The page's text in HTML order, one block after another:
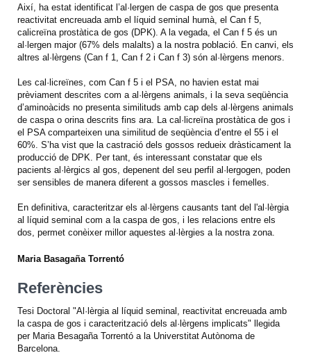
Així, ha estat identificat l’al·lergen de caspa de gos que presenta
reactivitat encreuada amb el líquid seminal humà, el Can f 5,
calicreïna prostàtica de gos (DPK). A la vegada, el Can f 5 és un
al·lergen major (67% dels malalts) a la nostra població. En canvi, els
altres al·lèrgens (Can f 1, Can f 2 i Can f 3) són al·lèrgens menors.
Les cal·licreïnes, com Can f 5 i el PSA, no havien estat mai
prèviament descrites com a al·lèrgens animals, i la seva seqüència
d’aminoàcids no presenta similituds amb cap dels al·lèrgens animals
de caspa o orina descrits fins ara. La cal·licreïna prostàtica de gos i
el PSA comparteixen una similitud de seqüència d’entre el 55 i el
60%. S’ha vist que la castració dels gossos redueix dràsticament la
producció de DPK. Per tant, és interessant constatar que els
pacients al·lèrgics al gos, depenent del seu perfil al·lergogen, poden
ser sensibles de manera diferent a gossos mascles i femelles.
En definitiva, caracteritzar els al·lèrgens causants tant del l'al·lèrgia
al líquid seminal com a la caspa de gos, i les relacions entre els
dos, permet conèixer millor aquestes al·lèrgies a la nostra zona.
Maria Basagaña Torrentó
Referències
Tesi Doctoral "Al·lèrgia al líquid seminal, reactivitat encreuada amb
la caspa de gos i caracterització dels al·lèrgens implicats" llegida
per Maria Besagaña Torrentó a la Universtitat Autònoma de
Barcelona.